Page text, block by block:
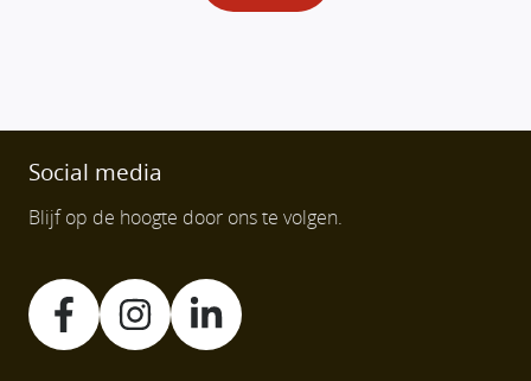
Social media
Blijf op de hoogte door ons te volgen.